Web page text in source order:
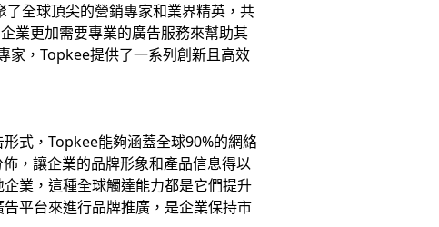
全球頂尖的營銷專家和業界精英，共
業更加需要專業的廣告服務來幫助其
家，Topkee提供了一系列創新且高效
式，Topkee能夠涵蓋全球90%的網絡
，讓企業的品牌形象和產品信息得以
業，這種全球觸達能力都是它們提升
平台來進行品牌推廣，是企業保持市